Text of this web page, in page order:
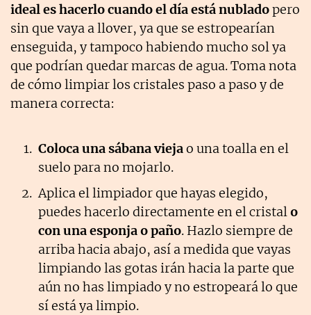
ideal es hacerlo cuando el día está nubladopero
sin que vaya a llover, ya que se estropearían
enseguida, y tampoco habiendo mucho sol ya
que podrían quedar marcas de agua. Toma nota
de cómo limpiar los cristales paso a paso y de
manera correcta:
Coloca una sábana viejao una toalla en el
suelo para no mojarlo.
Aplica el limpiador que hayas elegido,
puedes hacerlo directamente en el cristalo
con una esponja o paño. Hazlo siempre de
arriba hacia abajo, así a medida que vayas
limpiando las gotas irán hacia la parte que
aún no has limpiado y no estropeará lo que
sí está ya limpio.